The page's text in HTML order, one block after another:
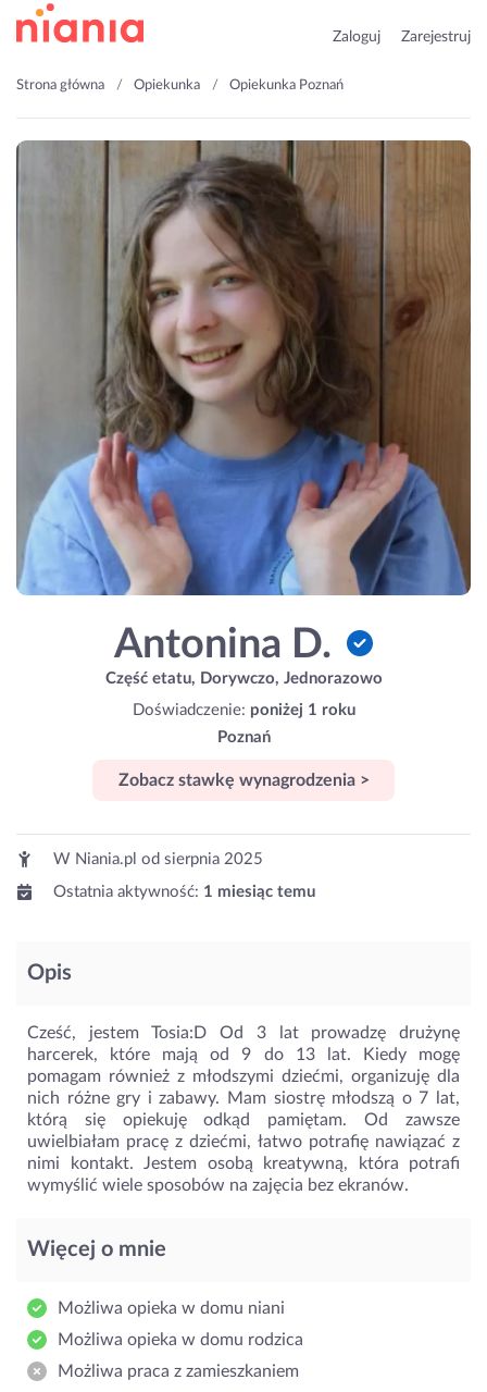
Zaloguj Zarejestruj
Strona główna Opiekunka Opiekunka Poznań
Antonina D.
Część etatu, Dorywczo, Jednorazowo
Doświadczenie: poniżej 1 roku
Poznań
Zobacz stawkę wynagrodzenia >
W Niania.pl od sierpnia 2025
Ostatnia aktywność: 1 miesiąc temu
Opis
Cześć, jestem Tosia:D Od 3 lat prowadzę drużynę
harcerek, które mają od 9 do 13 lat. Kiedy mogę
pomagam również z młodszymi dziećmi, organizuję dla
nich różne gry i zabawy. Mam siostrę młodszą o 7 lat,
którą się opiekuję odkąd pamiętam. Od zawsze
uwielbiałam pracę z dziećmi, łatwo potrafię nawiązać z
nimi kontakt. Jestem osobą kreatywną, która potrafi
wymyślić wiele sposobów na zajęcia bez ekranów.
Więcej o mnie
Możliwa opieka w domu niani
Możliwa opieka w domu rodzica
Możliwa praca z zamieszkaniem